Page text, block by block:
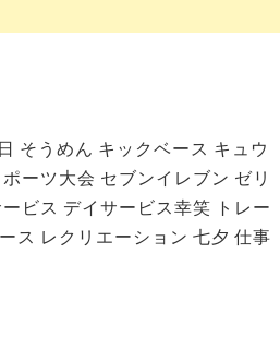
そうめん キックベース キュウ
ーツ大会 セブンイレブン ゼリ
ビス デイサービス幸笑 トレー
ス レクリエーション 七夕 仕事